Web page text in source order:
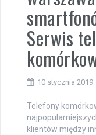
Serwis
10 stycznia 2019
Telefony
klientów między